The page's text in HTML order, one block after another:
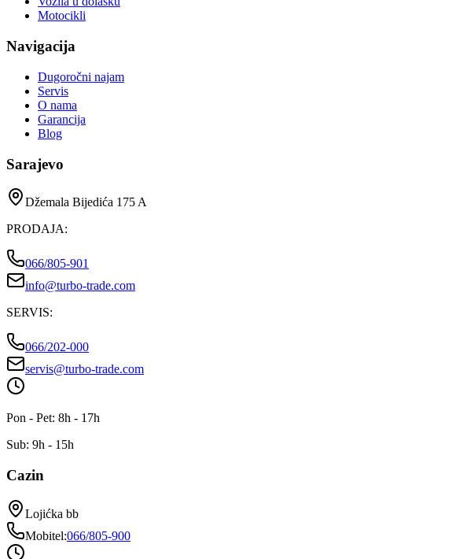
Motocikli
Navigacija
Dugoročni najam
Servis
O nama
Garancija
Blog
Sarajevo
Džemala Bijedića 175 A
PRODAJA:
066/805-901
info@turbo-trade.com
SERVIS:
066/202-000
servis@turbo-trade.com
Pon - Pet: 8h - 17h
Sub: 9h - 15h
Cazin
Lojićka bb
Mobitel:066/805-900